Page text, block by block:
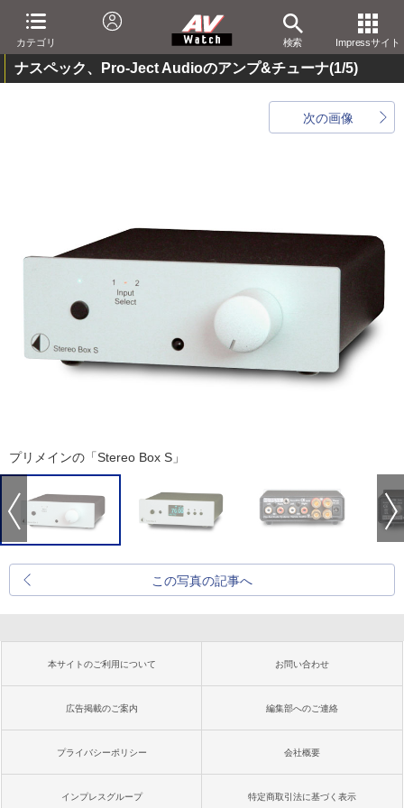
カテゴリ 検索 Impressサイト
ナスペック、Pro-Ject Audioのアンプ&チューナ(1/5)
次の画像
プリメインの「Stereo Box S」
この写真の記事へ
本サイトのご利用について お問い合わせ
広告掲載のご案内 編集部へのご連絡
プライバシーポリシー 会社概要
インプレスグループ 特定商取引法に基づく表示